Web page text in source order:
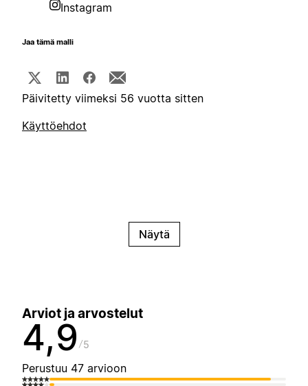
Instagram
Jaa tämä malli
Päivitetty viimeksi 56 vuotta sitten
Käyttöehdot
Näytä
Arviot ja arvostelut
4,9 5
Perustuu 47 arvioon